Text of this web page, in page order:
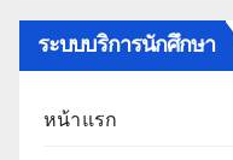
ระบบบริการนักศึกษา
หน้าแรก